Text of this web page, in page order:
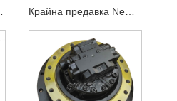
Крайна предавка New Holland E215B YN15V00037F2